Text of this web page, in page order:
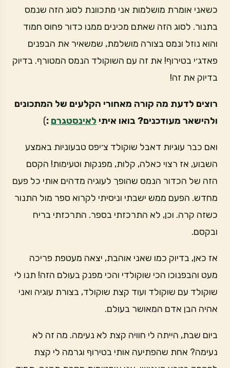
כשאני אומרת מושלמות אני מתכוונת לסוג הזה שנמס
בתנור. לסוג הזה שאתם מכינים ממנו כדור פחוס חמוד
והוא נוזל ונמס בצורה מושלמת, שמשאיר את הבפנים
פאדג׳י בטירוף! את זה עם השוקולד הנמס המטורף. בדיוק
בדיוק את זה!
רוצים לדעת מה קורה מאחורי הקלעים של המתכונים
ולהישאר מעודכנים? בואו איתי לאינסטגרם :
)
ואם כבר עוגיות דאבל שוקולד צ׳יפס טבעוניות באמצע
השבוע, אז רצוי כאלה, קלות, מפנקות וטעימות! הקסם
הזה של הכדור הנמס שהופך לעוגיה מדהים אותי כל פעם
מחדש. הפעם ממש ישבתי וניסיתי לקרוא ספר מול התנור
כשזה קרה. וכן, לא התרכזתי בספר. התרכזתי בריח
ובקסם.
אז כאן, בדיוק כמו שאני אוהבת, יצאה מעטפת פריכה
מעט והבפנוכו הכי שוקולדי והכי מפנק בעולם הזה! תנו לי
שוקולד עם שוקולד ועוד קצת שוקולד, בצורת עוגיה ואני
אהיה הבן אדם המאושר בעולם.
ביום שבת, הייתה לי חוויה קצת לא נעימה. מה זה לא
נעימה? אחת שהפתיעה אותי בטירוף וגרמה לי קצת